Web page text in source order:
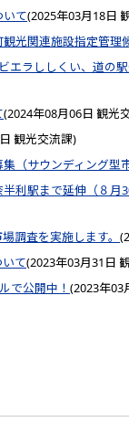
いて(2025年03月18日
光関連施設指定管理
エラししくい、道の
(2024年08月06日 観光
観光交流課)
（サウンディング型
利駅まで延伸（８月
調査を実施します。 (
て(2023年03月31日
で公開中！ (2023年03